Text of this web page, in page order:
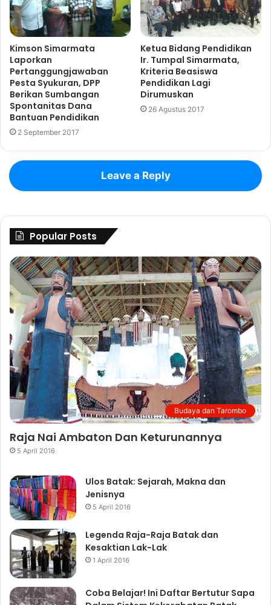
Kimson Simarmata
Laporkan
Pertanggungjawaban
Pesta Syukuran, DPP
Berikan Sumbangan
Spontanitas Dana
Bantuan Pendidikan
2 September 2017
Ketua Bidang Pendidikan
Ir. Tumpal Simarmata,
Kriteria Beasiswa
Pendidikan Lagi
Dirumuskan
26 Agustus 2017
Leave a Reply
Popular Posts
Budaya dan Tarombo
Raja Nai Ambaton Dan Keturunannya
5 April 2016
Ulos Batak: Sejarah, Makna dan
Jenisnya
5 April 2016
Legenda Raja-Raja Batak dan
Kesaktian Lak-Lak
1 April 2016
Coba Belajar! Ini Daftar Bertutur Sapa